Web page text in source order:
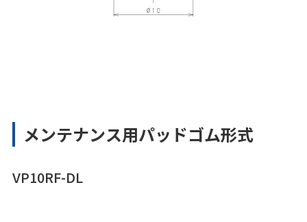
メンテナンス用パッドゴム形式
VP10RF-DL